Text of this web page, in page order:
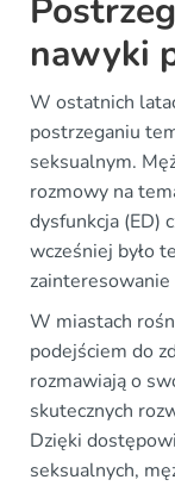
nawyki
W ostatnich
postrzeganiu
seksualnym.
rozmowy na
dysfunkcja (ED)
wcześniej było
zainteresowanie
W miastach
podejściem do
rozmawiają o
skutecznych
Dzięki
seksualnych,